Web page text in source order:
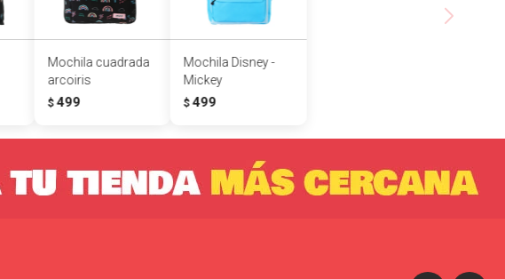
Mochila cuadrada
arcoiris
$ 499
Mochila Disney -
Mickey
$ 499